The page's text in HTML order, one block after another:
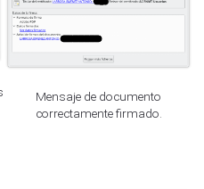
Mensaje de documento
correctamente firmado.